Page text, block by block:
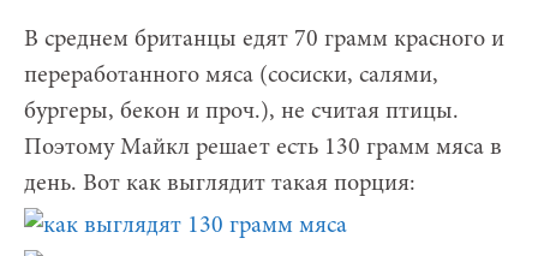
В среднем британцы едят 70 грамм красного и
переработанного мяса (сосиски, салями,
бургеры, бекон и проч.), не считая птицы.
Поэтому Майкл решает есть 130 грамм мяса в
день. Вот как выглядит такая порция: